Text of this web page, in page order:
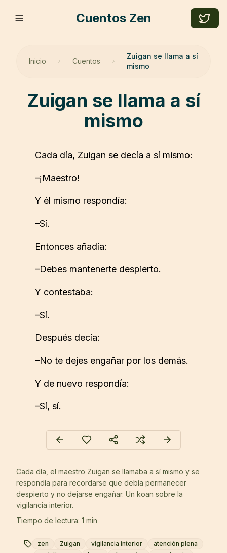
Cuentos Zen
Inicio Cuentos
Zuigan se llama a sí
mismo
zuigan se llama a sí
mismo
Cada día, Zuigan se decía a sí mismo:
–¡Maestro!
Y él mismo respondía:
–Sí.
Entonces añadía:
–Debes mantenerte despierto.
Y contestaba:
–Sí.
Después decía:
–No te dejes engañar por los demás.
Y de nuevo respondía:
–Sí, sí.
Cada día, el maestro Zuigan se llamaba a sí mismo y se
respondía para recordarse que debía permanecer
despierto y no dejarse engañar. Un koan sobre la
vigilancia interior.
Tiempo de lectura: 1 min
zen Zuigan vigilancia interior
atención plena